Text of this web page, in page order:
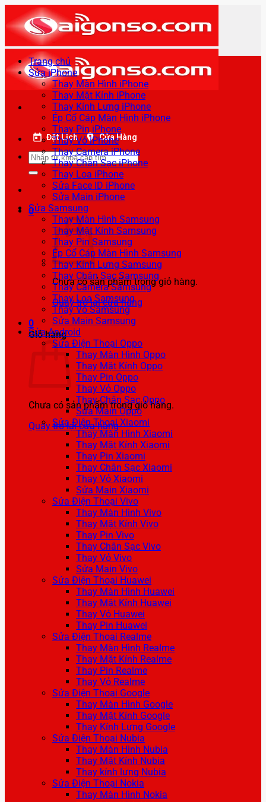
qua
nội
dung
Đặt Lịch Cửa Hàng
Tìm
kiếm:
0
Chưa có sản phẩm trong giỏ hàng.
Quay trở lại cửa hàng
0
Giỏ hàng
Chưa có sản phẩm trong giỏ hàng.
Quay trở lại cửa hàng
Trang chủ
Sửa iPhone
Thay Màn Hình iPhone
Thay Mặt Kính iPhone
Thay Kính Lưng iPhone
Ép Cổ Cáp Màn Hình iPhone
Thay Pin iPhone
Thay Vỏ iPhone
Thay Camera iPhone
Thay Chân Sạc iPhone
Thay Loa iPhone
Sửa Face ID iPhone
Sửa Main iPhone
Sửa Samsung
Thay Màn Hình Samsung
Thay Mặt Kính Samsung
Thay Pin Samsung
Ép Cổ Cáp Màn Hình Samsung
Thay Kính Lưng Samsung
Thay Chân Sạc Samsung
Thay Camera Samsung
Thay Loa Samsung
Thay Vỏ Samsung
Sửa Main Samsung
Sửa Android
Sửa Điện Thoại Oppo
Thay Màn Hình Oppo
Thay Mặt Kính Oppo
Thay Pin Oppo
Thay Vỏ Oppo
Thay Chân Sạc Oppo
Sửa Main Oppo
Sửa Điện Thoại Xiaomi
Thay Màn Hình Xiaomi
Thay Mặt Kính Xiaomi
Thay Pin Xiaomi
Thay Chân Sạc Xiaomi
Thay Vỏ Xiaomi
Sửa Main Xiaomi
Sửa Điện Thoại Vivo
Thay Màn Hình Vivo
Thay Mặt Kính Vivo
Thay Pin Vivo
Thay Chân Sạc Vivo
Thay Vỏ Vivo
Sửa Main Vivo
Sửa Điện Thoại Huawei
Thay Màn Hình Huawei
Thay Mặt Kính Huawei
Thay Vỏ Huawei
Thay Pin Huawei
Sửa Điện Thoại Realme
Thay Màn Hình Realme
Thay Mặt Kính Realme
Thay Pin Realme
Thay Vỏ Realme
Sửa Điện Thoại Google
Thay Màn Hình Google
Thay Mặt Kính Google
Thay Kính Lưng Google
Sửa Điện Thoại Nubia
Thay Màn Hình Nubia
Thay Mặt Kính Nubia
Thay kính lưng Nubia
Sửa Điện Thoại Nokia
Thay Màn Hình Nokia